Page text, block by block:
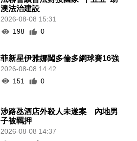
澳法治建設
2026-08-08 15:31
198
0
菲新星伊雅娜闖多倫多網球賽16強
2026-08-08 14:42
151
0
涉路氹酒店外殺人未遂案 內地男
子被羈押
2026-08-08 14:37